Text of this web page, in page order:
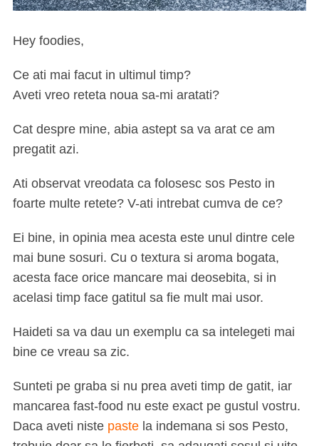
Hey foodies,
Ce ati mai facut in ultimul timp?
Aveti vreo reteta noua sa-mi aratati?
Cat despre mine, abia astept sa va arat ce am
pregatit azi.
Ati observat vreodata ca folosesc sos Pesto in
foarte multe retete? V-ati intrebat cumva de ce?
Ei bine, in opinia mea acesta este unul dintre cele
mai bune sosuri. Cu o textura si aroma bogata,
acesta face orice mancare mai deosebita, si in
acelasi timp face gatitul sa fie mult mai usor.
Haideti sa va dau un exemplu ca sa intelegeti mai
bine ce vreau sa zic.
Sunteti pe graba si nu prea aveti timp de gatit, iar
mancarea fast-food nu este exact pe gustul vostru.
Daca aveti niste pastela indemana si sos Pesto,